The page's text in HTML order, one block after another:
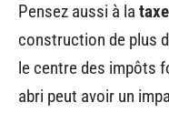
Pensez aussi à la
construction de plus
le centre des impôts
abri peut avoir un